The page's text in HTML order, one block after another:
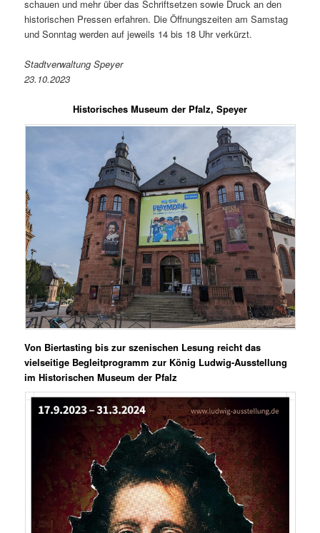
schauen und mehr über das Schriftsetzen sowie Druck an den
historischen Pressen erfahren. Die Öffnungszeiten am Samstag
und Sonntag werden auf jeweils 14 bis 18 Uhr verkürzt.
Stadtverwaltung Speyer
23.10.2023
Historisches Museum der Pfalz, Speyer
Von Biertasting bis zur szenischen Lesung reicht das
vielseitige Begleitprogramm zur König Ludwig-Ausstellung
im Historischen Museum der Pfalz